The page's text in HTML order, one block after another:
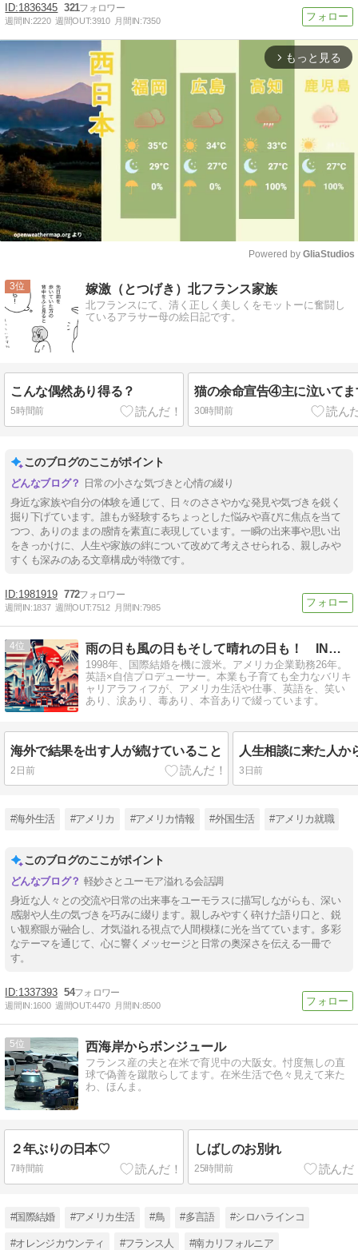
1836345 321
週間IN:2220 週間OUT:3910 月間IN:7350
arrow_forward_ios もっと見る
Powered by GliaStudios
3 嫁激（とつげき）北フランス家族
北フランスにて、清く正しく美しくをモットーに奮闘し
ているアラサー母の絵日記です。
こんな偶然あり得る？
5時間前
猫の余命宣告④主に泣いてま
30時間前
このブログのここがポイント
日常の小さな気づきと心情の綴り
身近な家族や自分の体験を通じて、日々のささやかな発見や気づきを鋭く
掘り下げています。誰もが経験するちょっとした悩みや喜びに焦点を当て
つつ、ありのままの感情を素直に表現しています。一瞬の出来事や思い出
をきっかけに、人生や家族の絆について改めて考えさせられる、親しみや
すくも深みのある文章構成が特徴です。
1981919 772
週間IN:1837 週間OUT:7512 月間IN:7985
4 雨の日も風の日もそして晴れの日も！ IN アメリカ
1998年、国際結婚を機に渡米。アメリカ企業勤務26年。
英語×自信プロデューサー。本業も子育ても全力なバリキ
ャリアラフィフが、アメリカ生活や仕事、英語を、笑い
あり、涙あり、毒あり、本音ありで綴っています。
海外で結果を出す人が続けていること
2日前
人生相談に来た人か
3日前
#海外生活 #アメリカ #アメリカ情報 #外国生活 #アメリカ就職
このブログのここがポイント
軽妙さとユーモア溢れる会話調
身近な人々との交流や日常の出来事をユーモラスに描写しながらも、深い
感謝や人生の気づきを巧みに綴ります。親しみやすく砕けた語り口と、鋭
い観察眼が融合し、才気溢れる視点で人間模様に光を当てています。多彩
なテーマを通じて、心に響くメッセージと日常の奥深さを伝える一冊で
す。
1337393 54
週間IN:1600 週間OUT:4470 月間IN:8500
5 西海岸からボンジュール
フランス産の夫と在米で育児中の大阪女。忖度無しの直
球で偽善を蹴散らしてます。在米生活で色々見えて来た
わ、ほんま。
２年ぶりの日本♡
7時間前
しばしのお別れ
25時間前
#国際結婚 #アメリカ生活 #鳥 #多言語 #シロハラインコ
#オレンジカウンティ #フランス人 #南カリフォルニア